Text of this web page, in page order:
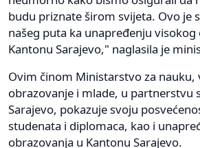
budu priznate širom svijeta. Ovo je
našeg puta ka unapređenju visokog
Kantonu Sarajevo," naglasila je
Ovim činom Ministarstvo za nauku,
obrazovanje i mlade, u partnerstvu
Sarajevo, pokazuje svoju
studenata i diplomaca, kao i
obrazovanja u Kantonu Sarajevo.